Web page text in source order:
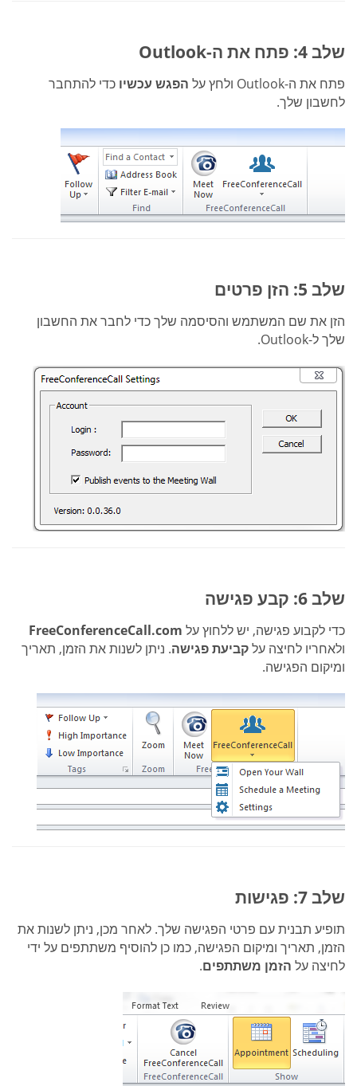
שלב 4: פתח את ה-Outlook
פתח את ה-Outlook ולחץ על הפגש עכשיו כדי להתחבר
לחשבון שלך.
שלב 5: הזן פרטים
הזן את שם המשתמש והסיסמה שלך כדי לחבר את החשבון
שלך ל-Outlook.
שלב 6: קבע פגישה
כדי לקבוע פגישה, יש ללחוץ על FreeConferenceCall.com
ולאחריו לחיצה עלקביעת פגישה. ניתן לשנות את הזמן, תאריך
ומיקום הפגישה.
שלב 7: פגישות
תופיע תבנית עם פרטי הפגישה שלך. לאחר מכן, ניתן לשנות את
הזמן, תאריך ומיקום הפגישה, כמו כן להוסיף משתתפים על ידי
לחיצה על הזמן משתתפים.